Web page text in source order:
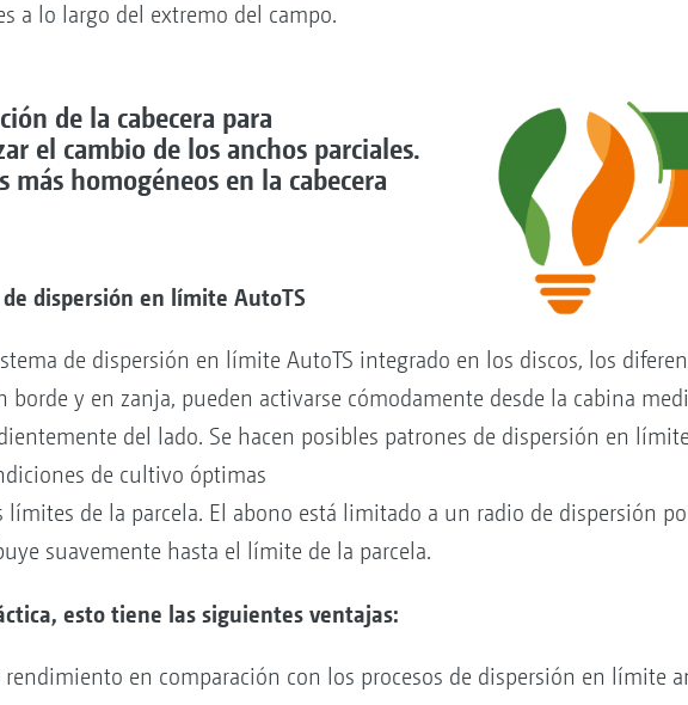
a lo largo del extremo del campo.
de la cabecera para
el cambio de los anchos parciales.
más homogéneos en la cabecera
dispersión en límite AutoTS
de dispersión en límite AutoTS integrado en los discos, los
borde y en zanja, pueden activarse cómodamente desde la cabina
del lado. Se hacen posibles patrones de dispersión en
de cultivo óptimas
límites de la parcela. El abono está limitado a un radio de dispersión
suavemente hasta el límite de la parcela.
esto tiene las siguientes ventajas:
rendimiento en comparación con los procesos de dispersión en límite